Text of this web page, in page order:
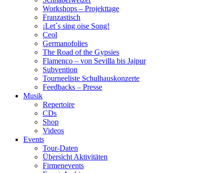
Workshops – Projekttage
Franzastisch
¡Let´s sing oise Song!
Ceol
Germanofolies
The Road of the Gypsies
Flamenco – von Sevilla bis Jajpur
Subvention
Tourneeliste Schulhauskonzerte
Feedbacks – Presse
Musik
Repertoire
CDs
Shop
Videos
Events
Tour-Daten
Übersicht Aktivitäten
Firmenevents